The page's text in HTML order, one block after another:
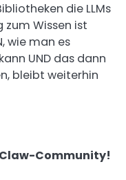
die LLMs
zum Wissen ist
wie man es
UND das dann
bleibt weiterhin
Community!